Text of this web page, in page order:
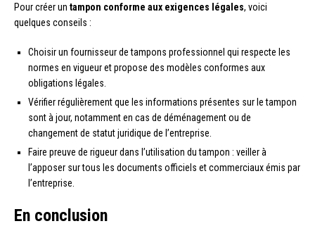
Pour créer un tampon conforme aux exigences légales, voici
quelques conseils :
Choisir un fournisseur de tampons professionnel qui respecte les
normes en vigueur et propose des modèles conformes aux
obligations légales.
Vérifier régulièrement que les informations présentes sur le tampon
sont à jour, notamment en cas de déménagement ou de
changement de statut juridique de l’entreprise.
Faire preuve de rigueur dans l’utilisation du tampon : veiller à
l’apposer sur tous les documents officiels et commerciaux émis par
l’entreprise.
En conclusion